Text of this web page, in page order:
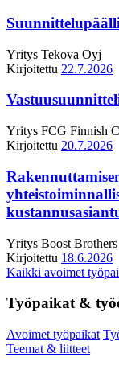
Yritys Tekova Oyj
Kirjoitettu 22.7.2026
Yritys FCG Finnish
Kirjoitettu 20.7.2026
Yritys Boost
Kirjoitettu 18.6.2026
Kaikki avoimet
Työpaikat &
Avoimet työpaikat
Teemat & liitteet